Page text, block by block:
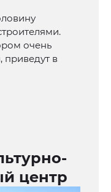
очень
приведут в
центр